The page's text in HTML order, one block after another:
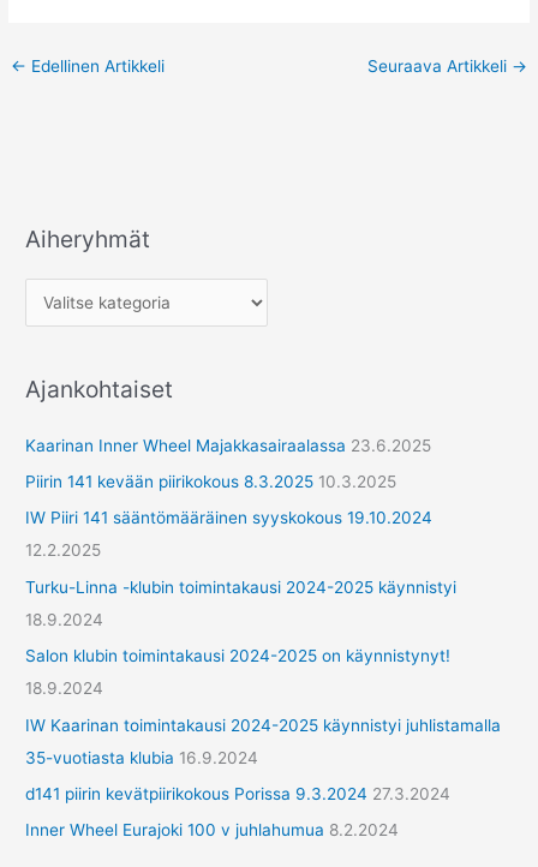
← Edellinen Artikkeli Seuraava Artikkeli →
Aiheryhmät
A
e
y
t
Ajankohtaiset
Kaarinan Inner Wheel Majakkasairaalassa 23.6.2025
Piirin 141 kevään piirikokous 8.3.2025 10.3.2025
IW Piiri 141 sääntömääräinen syyskokous 19.10.2024
12.2.2025
Turku-Linna -klubin toimintakausi 2024-2025 käynnistyi
18.9.2024
Salon klubin toimintakausi 2024-2025 on käynnistynyt!
18.9.2024
IW Kaarinan toimintakausi 2024-2025 käynnistyi juhlistamalla
35-vuotiasta klubia 16.9.2024
d141 piirin kevätpiirikokous Porissa 9.3.2024 27.3.2024
Inner Wheel Eurajoki 100 v juhlahumua 8.2.2024